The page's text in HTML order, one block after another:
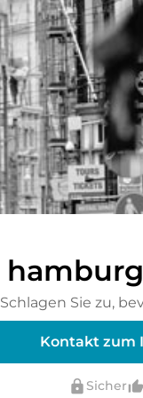
Schlagen Sie zu,
Kontakt zum
lock Sicherthumb_up_alt